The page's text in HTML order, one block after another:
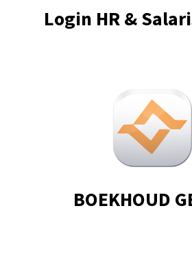
Login HR &
BOEKHOUD